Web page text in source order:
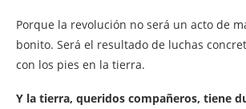
Porque la revolución no será un acto de
bonito. Será el resultado de luchas
con los pies en la tierra.
Y la tierra, queridos compañeros, tiene